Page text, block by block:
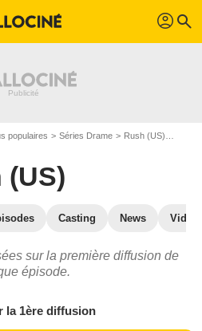
profil search
populaires Séries Drame Rush (US)
(US)
Casting News
sur la première diffusion de
épisode.
la 1ère diffusion